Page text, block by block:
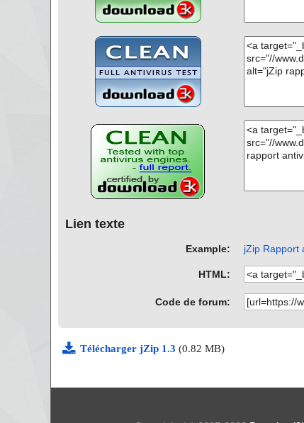
Lien texte
Example: jZip Rapport
HTML:
Code de forum:
Télécharger jZip 1.3 (0.82 MB)